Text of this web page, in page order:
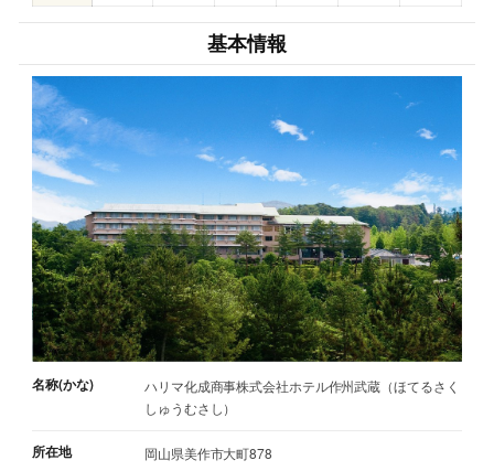
基本情報
名称(かな)
ハリマ化成商事株式会社ホテル作州武蔵（ほてるさく
しゅうむさし）
所在地 岡山県美作市大町878